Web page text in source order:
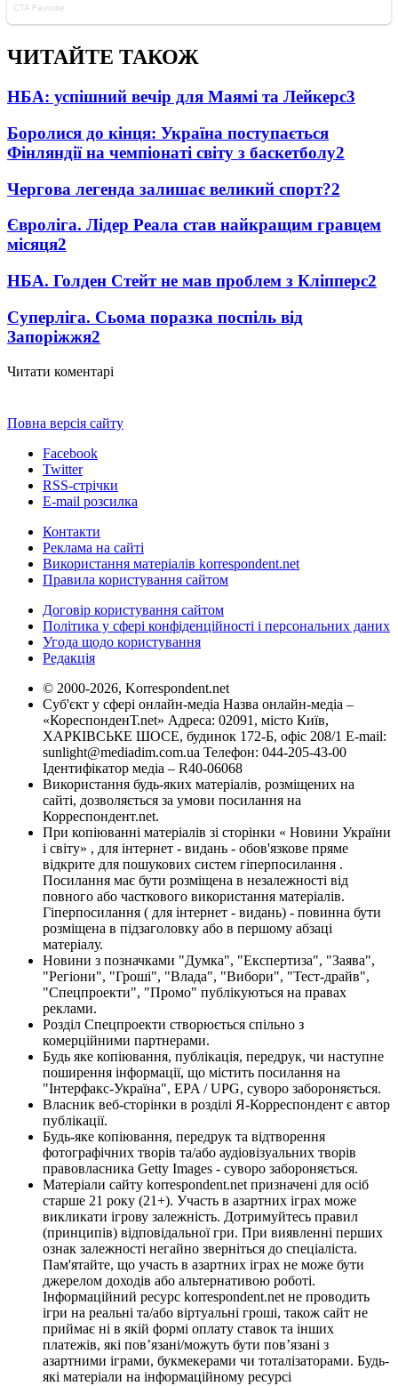
ЧИТАЙТЕ ТАКОЖ
НБА: успішний вечір для Маямі та Лейкерс3
Боролися до кінця: Україна поступається
Фінляндії на чемпіонаті світу з баскетболу2
Чергова легенда залишає великий спорт?2
Євроліга. Лідер Реала став найкращим гравцем
місяця2
НБА. Голден Стейт не мав проблем з Кліпперс2
Суперліга. Сьома поразка поспіль від
Запоріжжя2
Читати коментарі
Повна версія сайту
Facebook
Twitter
RSS-стрічки
E-mail розсилка
Контакти
Реклама на сайті
Використання матеріалів korrespondent.net
Правила користування сайтом
Договір користування сайтом
Політика у сфері конфіденційності і персональних даних
Угода щодо користування
Редакція
© 2000-2026, Korrespondent.net
Суб'єкт у сфері онлайн-медіа Назва онлайн-медіа –
«КореспонденТ.net» Адреса: 02091, місто Київ,
ХАРКІВСЬКЕ ШОСЕ, будинок 172-Б, офіс 208/1 E-mail:
sunlight@mediadim.com.ua Телефон: 044-205-43-00
Ідентифікатор медіа – R40-06068
Використання будь-яких матеріалів, розміщених на
сайті, дозволяється за умови посилання на
Корреспондент.net.
При копіюванні матеріалів зі сторінки « Новини України
і світу» , для інтернет - видань - обов'язкове пряме
відкрите для пошукових систем гіперпосилання .
Посилання має бути розміщена в незалежності від
повного або часткового використання матеріалів.
Гіперпосилання ( для інтернет - видань) - повинна бути
розміщена в підзаголовку або в першому абзаці
матеріалу.
Новини з позначками "Думка", "Експертиза", "Заява",
"Регіони", "Гроші", "Влада", "Вибори", "Тест-драйв",
"Спецпроекти", "Промо" публікуються на правах
реклами.
Розділ Спецпроекти створюється спільно з
комерційними партнерами.
Будь яке копіювання, публікація, передрук, чи наступне
поширення інформації, що містить посилання на
"Інтерфакс-Україна", EPA / UPG, суворо забороняється.
Власник веб-сторінки в розділі Я-Корреспондент є автор
публікації.
Будь-яке копіювання, передрук та відтворення
фотографічних творів та/або аудіовізуальних творів
правовласника Getty Images - суворо забороняється.
Матеріали сайту korrespondent.net призначені для осіб
старше 21 року (21+). Участь в азартних іграх може
викликати ігрову залежність. Дотримуйтесь правил
(принципів) відповідальної гри. При виявленні перших
ознак залежності негайно зверніться до спеціаліста.
Пам'ятайте, що участь в азартних іграх не може бути
джерелом доходів або альтернативою роботі.
Інформаційний ресурс korrespondent.net не проводить
ігри на реальні та/або віртуальні гроші, також сайт не
приймає ні в якій формі оплату ставок та інших
платежів, які пов’язані/можуть бути пов’язані з
азартними іграми, букмекерами чи тоталізаторами. Будь-
які матеріали на інформаційному ресурсі